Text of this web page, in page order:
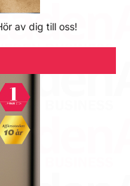
av dig till oss!